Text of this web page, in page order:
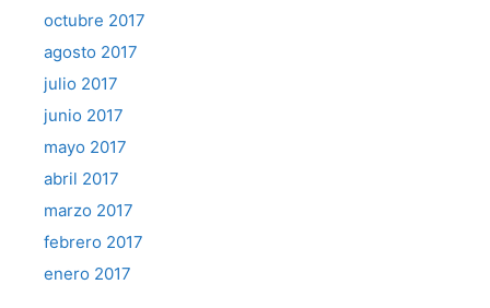
octubre 2017
agosto 2017
julio 2017
junio 2017
mayo 2017
abril 2017
marzo 2017
febrero 2017
enero 2017